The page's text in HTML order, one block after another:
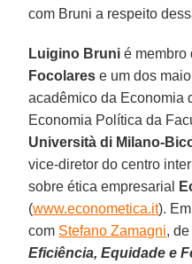
com Bruni a respeito
Luigino Bruni é membro
Focolares e um dos
acadêmico da Economia
Economia Política da
Università di Milano-
vice-diretor do centro
sobre ética empresarial
(www.econometica.it).
com Stefano Zamagni,
Eficiência, Equidade e